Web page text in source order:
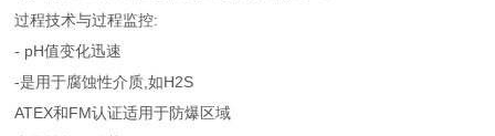
过程技术与过程监控:
- pH值变化迅速
-是用于腐蚀性介质,如H2S
ATEX和FM认证适用于防爆区域